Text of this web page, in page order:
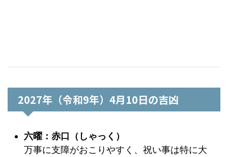
2027年（令和9年）4月10日の吉凶
六曜：赤口（しゃっく）
万事に支障がおこりやすく、祝い事は特に大